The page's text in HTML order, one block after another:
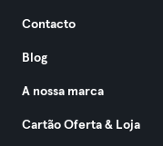
Contacto
Blog
A nossa marca
Cartão Oferta & Loja